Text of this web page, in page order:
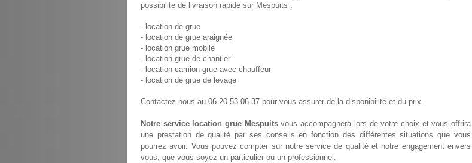
possibilité de livraison rapide sur Mespuits :
- location de grue
- location de grue araignée
- location grue mobile
- location grue de chantier
- location camion grue avec chauffeur
- location de grue de levage
Contactez-nous au 06.20.53.06.37 pour vous assurer de la disponibilité et du prix.
Notre service location grue Mespuitsvous accompagnera lors de votre choix et vous offrira
une prestation de qualité par ses conseils en fonction des différentes situations que vous
pourrez avoir. Vous pouvez compter sur notre service de qualité et notre engagement envers
vous, que vous soyez un particulier ou un professionnel.